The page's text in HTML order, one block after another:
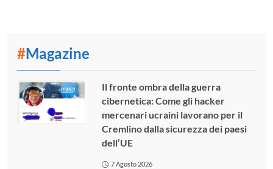
#Magazine
Il fronte ombra della guerra
cibernetica: Come gli hacker
mercenari ucraini lavorano per il
Cremlino dalla sicurezza dei paesi
dell’UE
7 Agosto 2026